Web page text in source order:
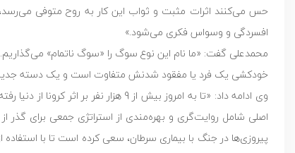
حس می‌کنند اثرات مثبت و ثواب این کار به روح متوفی می‌رسد،
افسردگی و وسواس فکری می‌شود.»
محمدعلی گفت: «ما نام این نوع سوگ را «سوگ ناتمام»
خودکشی یک فرد یا مفقود شدنش متفاوت است و یک دسته
اصلی شامل روایت‌گری و بهره‌مندی از استراتژی جمعی برای
پیروزی‌ها در جنگ با بیماری سرطان، سعی کرده است تا با